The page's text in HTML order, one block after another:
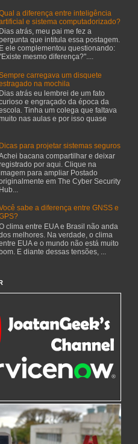
a diferença entre inteligência
e sistema computadorizado?
Dias atrás, meu pai me fez a
que intitula essa postagem.
E ele complementou questionando:
mesmo diferença?"....
carregava um disquete
na mochila
Dias atrás eu lembrei de um fato
e engraçado da época da
Tinha um colega que faltava
nas aulas e por isso quase
Dicas para projetar sistemas seguros
bacana compartilhar e deixar
por aqui. Clique na
para ampliar Postado
em The Cyber Security
Hub...
sabe a diferença entre GNSS e
clima entre EUA e Brasil não anda
melhores. Na verdade, o clima
EUA e o mundo não está muito
E diante dessas tensões, ...